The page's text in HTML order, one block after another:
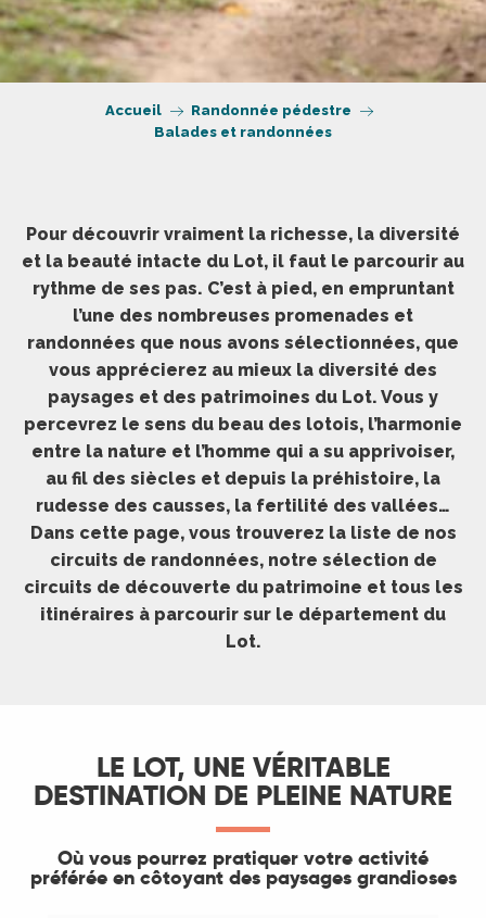
Accueil
Randonnée pédestre
Balades et randonnées
Pour découvrir vraiment la richesse, la diversité
et la beauté intacte du Lot, il faut le parcourir au
rythme de ses pas. C’est à pied, en empruntant
l’une des nombreuses promenades et
randonnées que nous avons sélectionnées, que
vous apprécierez au mieux la diversité des
paysages et des patrimoines du Lot. Vous y
percevrez le sens du beau des lotois, l’harmonie
entre la nature et l’homme qui a su apprivoiser,
au fil des siècles et depuis la préhistoire, la
rudesse des causses, la fertilité des vallées…
Dans cette page, vous trouverez la liste de nos
circuits de randonnées, notre sélection de
circuits de découverte du patrimoine et tous les
itinéraires à parcourir sur le département du
Lot.
LE LOT, UNE VÉRITABLE
DESTINATION DE PLEINE NATURE
Où vous pourrez pratiquer votre activité
préférée en côtoyant des paysages grandioses